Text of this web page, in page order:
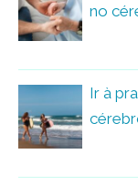
no
Ir à